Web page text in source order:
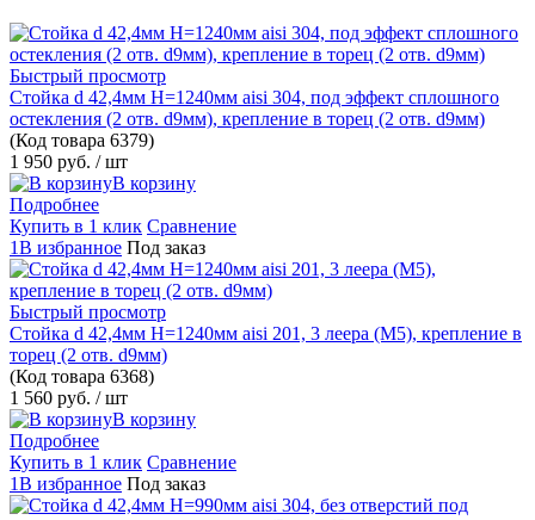
Быстрый просмотр
Стойка d 42,4мм H=1240мм aisi 304, под эффект сплошного
остекления (2 отв. d9мм), крепление в торец (2 отв. d9мм)
(Код товара 6379)
1 950 руб. / шт
В корзину
Подробнее
Купить в 1 клик Сравнение
1В избранное Под заказ
Быстрый просмотр
Стойка d 42,4мм H=1240мм aisi 201, 3 леера (М5), крепление в
торец (2 отв. d9мм)
(Код товара 6368)
1 560 руб. / шт
В корзину
Подробнее
Купить в 1 клик Сравнение
1В избранное Под заказ